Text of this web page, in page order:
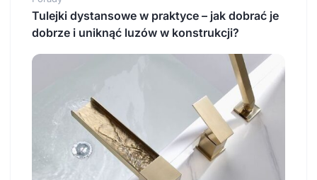
Tulejki dystansowe w praktyce – jak dobrać je
dobrze i uniknąć luzów w konstrukcji?